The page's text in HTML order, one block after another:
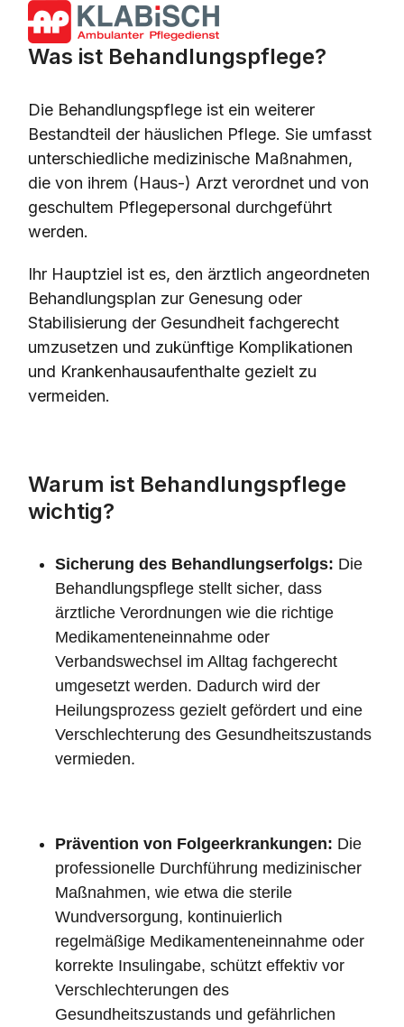
Open
mobile
Close
mobile
Was ist Behandlungspflege?
Die Behandlungspflege ist ein weiterer
Bestandteil der häuslichen Pflege. Sie umfasst
unterschiedliche medizinische Maßnahmen,
die von ihrem (Haus-) Arzt verordnet und von
geschultem Pflegepersonal durchgeführt
werden.
Ihr Hauptziel ist es, den ärztlich angeordneten
Behandlungsplan zur Genesung oder
Stabilisierung der Gesundheit fachgerecht
umzusetzen und zukünftige Komplikationen
und Krankenhausaufenthalte gezielt zu
vermeiden.
Warum ist Behandlungspflege
wichtig?
Sicherung des Behandlungserfolgs: Die
Behandlungspflege stellt sicher, dass
ärztliche Verordnungen wie die richtige
Medikamenteneinnahme oder
Verbandswechsel im Alltag fachgerecht
umgesetzt werden. Dadurch wird der
Heilungsprozess gezielt gefördert und eine
Verschlechterung des Gesundheitszustands
vermieden.
Prävention von Folgeerkrankungen: Die
professionelle Durchführung medizinischer
Maßnahmen, wie etwa die sterile
Wundversorgung, kontinuierlich
regelmäßige Medikamenteneinnahme oder
korrekte Insulingabe, schützt effektiv vor
Verschlechterungen des
Gesundheitszustands und gefährlichen